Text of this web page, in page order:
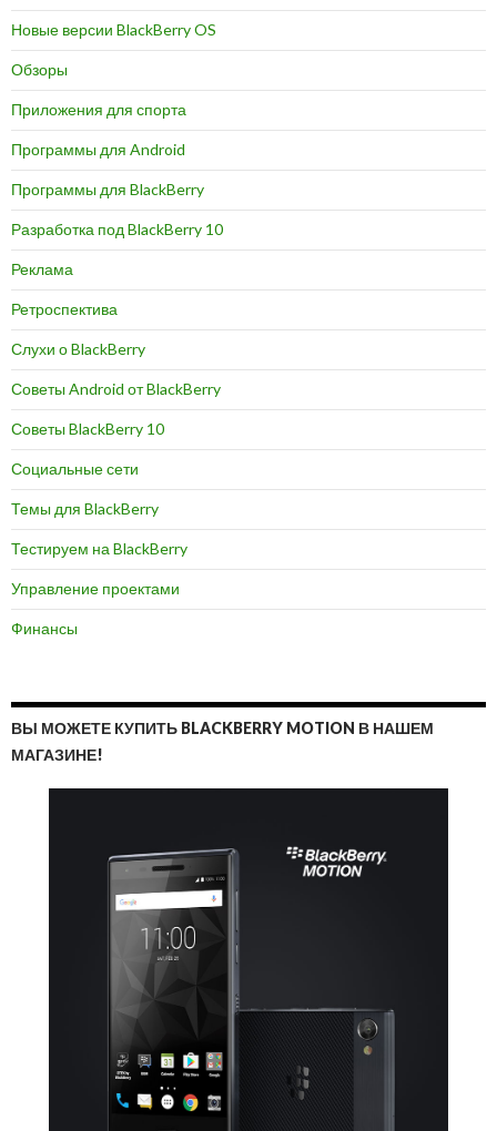
Новые версии BlackBerry OS
Обзоры
Приложения для спорта
Программы для Android
Программы для BlackBerry
Разработка под BlackBerry 10
Реклама
Ретроспектива
Слухи о BlackBerry
Советы Android от BlackBerry
Советы BlackBerry 10
Социальные сети
Темы для BlackBerry
Тестируем на BlackBerry
Управление проектами
Финансы
ВЫ МОЖЕТЕ КУПИТЬ BLACKBERRY MOTION В НАШЕМ
МАГАЗИНЕ!